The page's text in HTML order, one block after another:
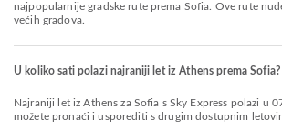
najpopularnije gradske rute prema Sofia. Ove rute
većih gradova.
U koliko sati polazi najraniji let iz Athens prema Sofia?
Najraniji let iz Athens za Sofia s Sky Express polazi u 07:15. Ovaj red letenja
možete pronaći i usporediti s drugim dostupnim